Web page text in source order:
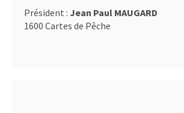
Président : Jean Paul MAUGARD
1600 Cartes de Pêche